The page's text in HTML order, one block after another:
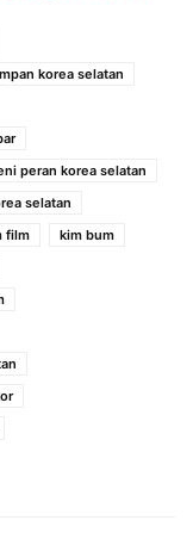
korea selatan
peran korea selatan
selatan
film
kim bum